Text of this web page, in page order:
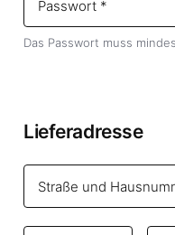
Das Passwort muss
Lieferadresse